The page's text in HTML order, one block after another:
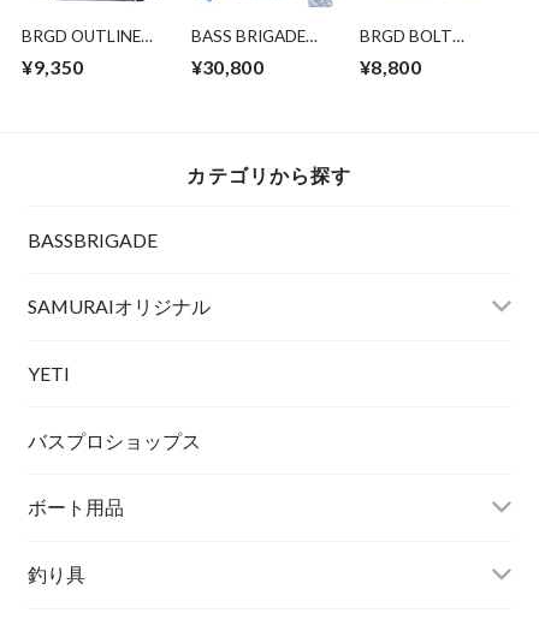
BRGD OUTLINE
DRY L/S TEE -
BLACK/BLACK
¥9,350
BASS BRIGADE
PACKABLE JACKET
& PANTS SET -
¥30,800
BRGD BOLT
OUTLINE DRY
SHORTS -
¥8,800
カテゴリから探す
BASSBRIGADE
SAMURAIオリジナル
YETI
バスプロショップス
ボート用品
新品商品
釣り具